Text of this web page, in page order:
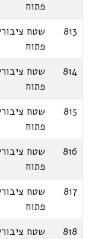
פתוח
813
שטח
פתוח
814
שטח
פתוח
815
שטח
פתוח
816
שטח
פתוח
817
שטח
פתוח
818
שטח